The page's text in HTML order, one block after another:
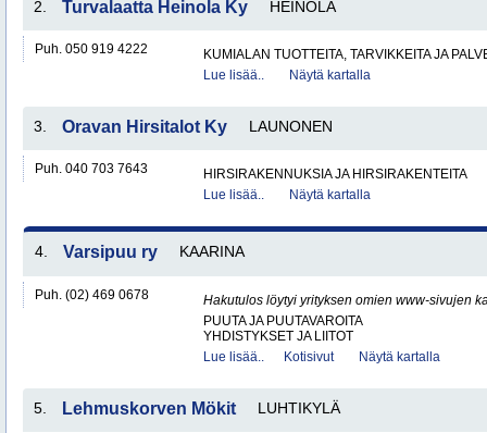
2. Turvalaatta Heinola Ky HEINOLA
Puh. 050 919 4222
KUMIALAN TUOTTEITA, TARVIKKEITA JA
Lue lisää..
Näytä kartalla
3. Oravan Hirsitalot Ky LAUNONEN
Puh. 040 703 7643
HIRSIRAKENNUKSIA JA HIRSIRAKENTEITA
Lue lisää..
Näytä kartalla
4. Varsipuu ry KAARINA
Puh. (02) 469 0678
Hakutulos löytyi yrityksen omien www-sivujen
PUUTA JA PUUTAVAROITA
YHDISTYKSET JA LIITOT
Lue lisää..
Kotisivut Näytä kartalla
5. Lehmuskorven Mökit LUHTIKYLÄ